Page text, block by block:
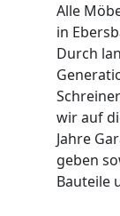
Alle
in
Durch
wir auf
Jahre
geben
Bauteile